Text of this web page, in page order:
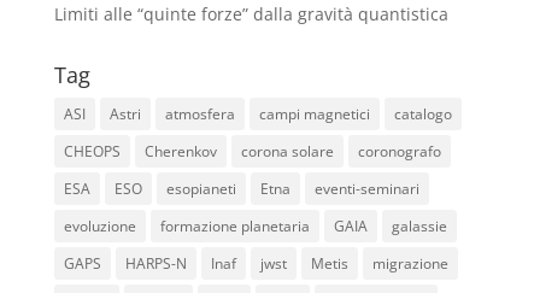
Limiti alle “quinte forze” dalla gravità quantistica
Tag
ASI Astri atmosfera campi magnetici
catalogo
CHEOPS
Cherenkov corona solare
coronografo
ESA
ESO esopianeti Etna
eventi-seminari
evoluzione
formazione planetaria GAIA
galassie
GAPS
HARPS-N Inaf jwst Metis
migrazione